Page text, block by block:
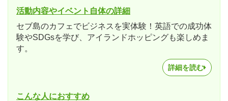
活動内容やイベント自体の詳細
セブ島のカフェでビジネスを実体験！英語での成功体
験やSDGsを学び、アイランドホッピングも楽しめま
す。
詳細を読む
こんな人におすすめ